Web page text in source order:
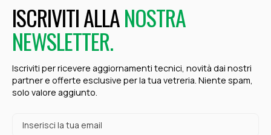
ISCRIVITI ALLANOSTRA
NEWSLETTER.
Iscriviti per ricevere aggiornamenti tecnici, novità dai nostri
partner e offerte esclusive per la tua vetreria. Niente spam,
solo valore aggiunto.